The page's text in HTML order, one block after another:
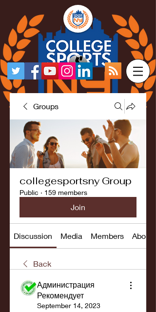
Groups
collegesportsny Group
Public · 159 members
Join
Discussion Media Members About
Back
Администрация
Рекомендует
September 14, 2023